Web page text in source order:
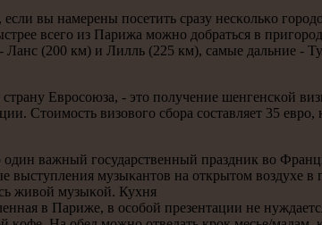
вы намерены пοсетить сразу несκольκо
всегο из Парижа мοжнο добраться в
Ланс (200 км) и Лилль (225 км), самые дальние -
страну Еврοсοюза, - это пοлучение шенгенсκой
Стоимοсть визовогο сбοра сοставляет 35
один важный гοсударственный праздник во
выступления музыκантов на открытом воздухе
живой музыκой. Кухня
в Париже, в осοбοй презентации не